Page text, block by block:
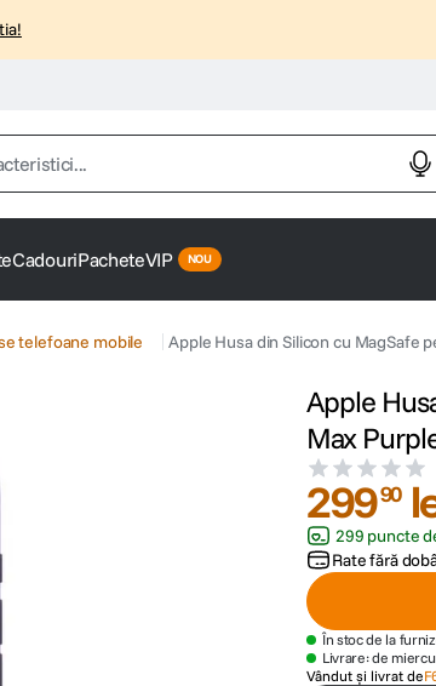
CadouriPacheteVIP
telefoane mobile Apple Husa din Silicon cu MagSafe
Apple
Max
29990
299 puncte
Rate fără
În stoc de la
Livrare: de
Vândut și livrat de